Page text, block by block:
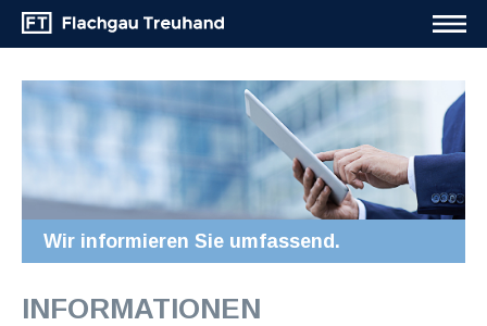
Wir informieren Sie umfassend.
INFORMATIONEN